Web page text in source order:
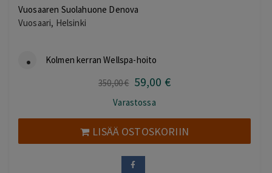
Vuosaaren Suolahuone Denova
Vuosaari, Helsinki
Kolmen kerran Wellspa-hoito
350,00€ Alkuperäinen
oli:
350,00 €.
59,00 €Nykyinen
59,00 €.
Varastossa
LISÄÄ OSTOSKORIIN